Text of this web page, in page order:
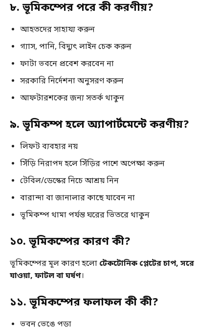
৮. ভূমিকম্পের পরে কী করণীয়?
আহতদের সাহায্য করুন
গ্যাস, পানি, বিদ্যুৎ লাইন চেক করুন
ফাটা ভবনে প্রবেশ করবেন না
সরকারি নির্দেশনা অনুসরণ করুন
আফটারশকের জন্য সতর্ক থাকুন
৯. ভূমিকম্প হলে অ্যাপার্টমেন্টে করণীয়?
লিফট ব্যবহার নয়
সিঁড়ি নিরাপদ হলে সিঁড়ির পাশে অপেক্ষা করুন
টেবিল/ডেস্কের নিচে আশ্রয় নিন
বারান্দা বা জানালার কাছে যাবেন না
ভূমিকম্প থামা পর্যন্ত ঘরের ভিতরে থাকুন
১০. ভূমিকম্পের কারণ কী?
ভূমিকম্পের মূল কারণ হলো টেকটোনিক প্লেটের চাপ, সরে
যাওয়া, ফাটল বা ঘর্ষণ।
১১. ভূমিকম্পের ফলাফল কী কী?
ভবন ভেঙে পড়া